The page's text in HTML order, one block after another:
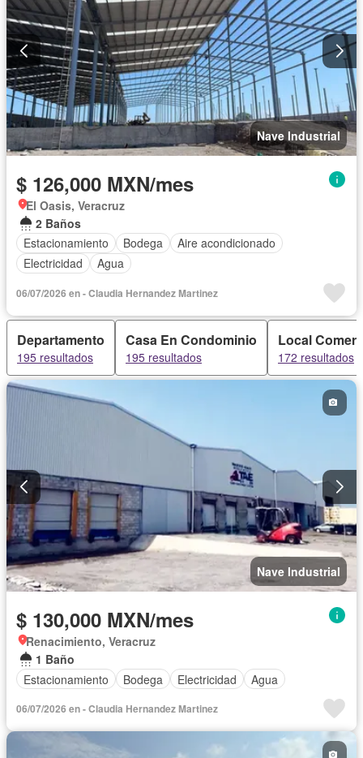
Nave Industrial
$ 126,000 MXN/mes
El Oasis, Veracruz
2 Baños
Estacionamiento
Bodega
Aire acondicionado
Electricidad
Agua
06/07/2026 en - Claudia Hernandez Martinez
Departamento
195 resultados
Casa En Condominio
195 resultados
Local
172 resultados
Nave Industrial
$ 130,000 MXN/mes
Renacimiento, Veracruz
1 Baño
Estacionamiento
Bodega Electricidad Agua
06/07/2026 en - Claudia Hernandez Martinez